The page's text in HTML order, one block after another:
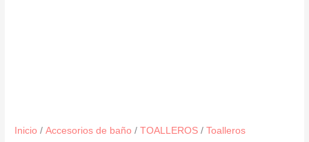
Inicio /Accesorios de baño /TOALLEROS /Toalleros